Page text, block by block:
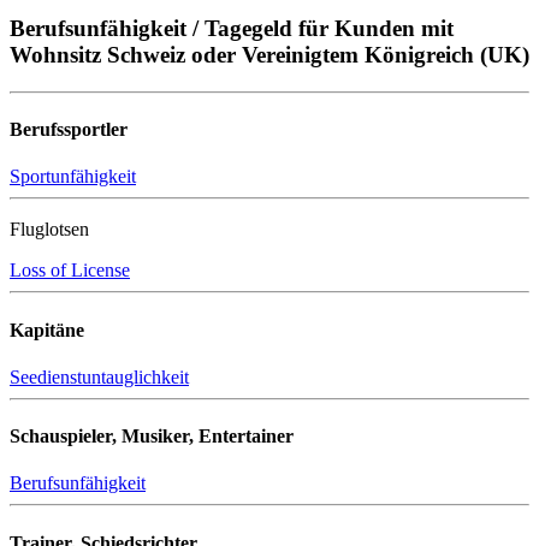
Berufsunfähigkeit / Tagegeld für Kunden mit
Wohnsitz Schweiz oder Vereinigtem Königreich (UK)
Berufssportler
Sportunfähigkeit
Fluglotsen
Loss of License
Kapitäne
Seedienstuntauglichkeit
Schauspieler, Musiker, Entertainer
Berufsunfähigkeit